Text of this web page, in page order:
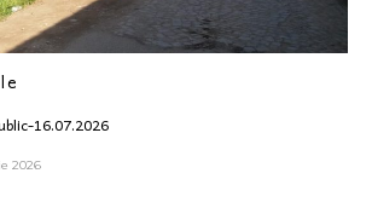
16.07.2026
2026